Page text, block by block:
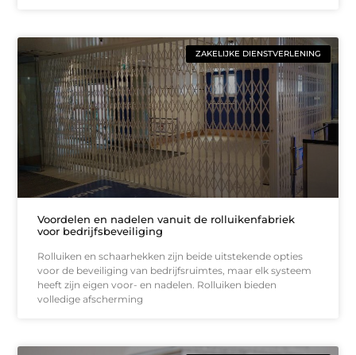
ZAKELIJKE DIENSTVERLENING
Voordelen en nadelen vanuit de rolluikenfabriek
voor bedrijfsbeveiliging
Rolluiken en schaarhekken zijn beide uitstekende opties
voor de beveiliging van bedrijfsruimtes, maar elk systeem
heeft zijn eigen voor- en nadelen. Rolluiken bieden
volledige afscherming